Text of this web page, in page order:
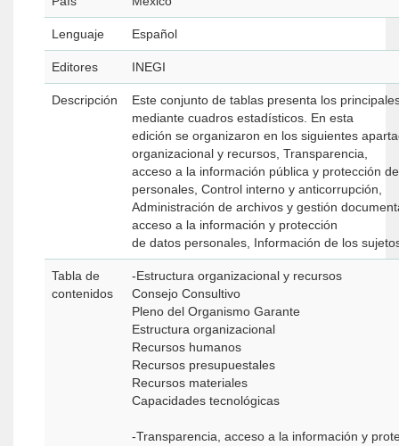
Lenguaje Español
Editores INEGI
Descripción
Este conjunto de tablas presenta los
mediante cuadros estadísticos. En esta
edición se organizaron en los siguientes
organizacional y recursos, Transparencia,
acceso a la información pública y protección
personales, Control interno y anticorrupción,
Administración de archivos y gestión
acceso a la información y protección
de datos personales, Información de los
Tabla de
contenidos
-Estructura organizacional y recursos
Consejo Consultivo
Pleno del Organismo Garante
Estructura organizacional
Recursos humanos
Recursos presupuestales
Recursos materiales
Capacidades tecnológicas
-Transparencia, acceso a la información y